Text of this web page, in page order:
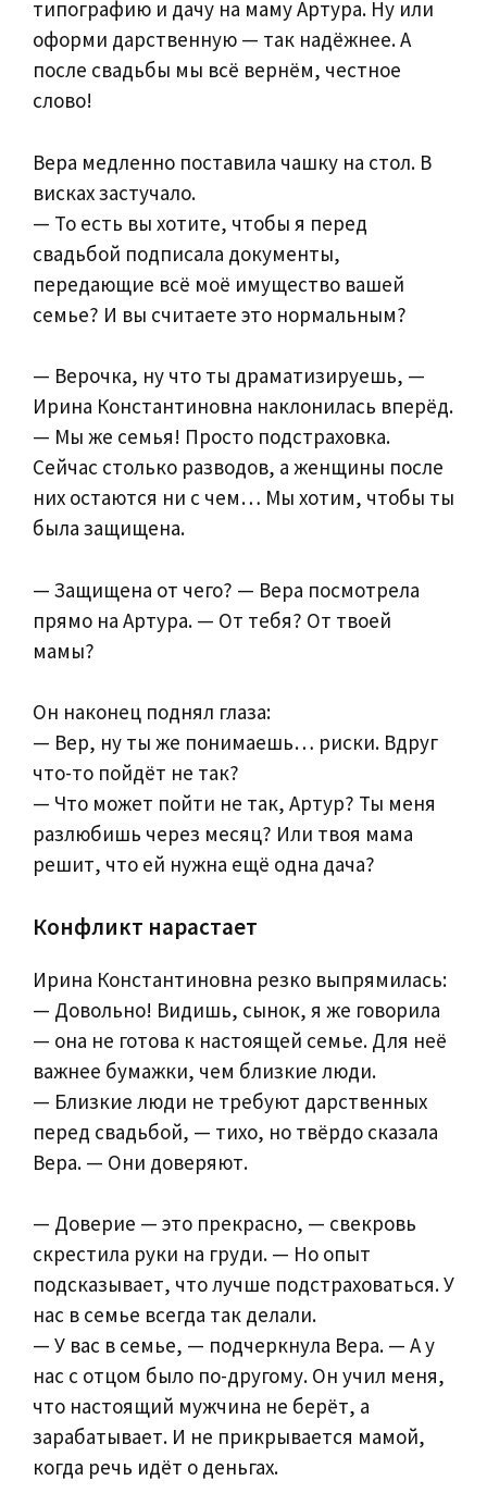
типографию и дачу на маму Артура. Ну или
оформи дарственную — так надёжнее. А
после свадьбы мы всё вернём, честное
слово!
Вера медленно поставила чашку на стол. В
висках застучало.
— То есть вы хотите, чтобы я перед
свадьбой подписала документы,
передающие всё моё имущество вашей
семье? И вы считаете это нормальным?
— Верочка, ну что ты драматизируешь, —
Ирина Константиновна наклонилась вперёд.
— Мы же семья! Просто подстраховка.
Сейчас столько разводов, а женщины после
них остаются ни с чем… Мы хотим, чтобы ты
была защищена.
— Защищена от чего? — Вера посмотрела
прямо на Артура. — От тебя? От твоей
мамы?
Он наконец поднял глаза:
— Вер, ну ты же понимаешь… риски. Вдруг
что-то пойдёт не так?
— Что может пойти не так, Артур? Ты меня
разлюбишь через месяц? Или твоя мама
решит, что ей нужна ещё одна дача?
Конфликт нарастает
Ирина Константиновна резко выпрямилась:
— Довольно! Видишь, сынок, я же говорила
— она не готова к настоящей семье. Для неё
важнее бумажки, чем близкие люди.
— Близкие люди не требуют дарственных
перед свадьбой, — тихо, но твёрдо сказала
Вера. — Они доверяют.
— Доверие — это прекрасно, — свекровь
скрестила руки на груди. — Но опыт
подсказывает, что лучше подстраховаться. У
нас в семье всегда так делали.
— У вас в семье, — подчеркнула Вера. — А у
нас с отцом было по-другому. Он учил меня,
что настоящий мужчина не берёт, а
зарабатывает. И не прикрывается мамой,
когда речь идёт о деньгах.